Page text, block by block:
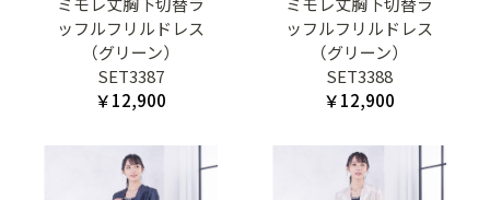
ッフルフリルドレス
（グリーン）
SET3387
￥12,900
ッフルフリルドレス
（グリーン）
SET3388
￥12,900